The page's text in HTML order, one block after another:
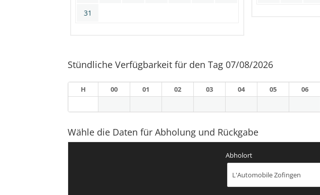
31
Stündliche Verfügbarkeit für den Tag 07/08/2026
H 00 01 02 03 04 05 06
Wähle die Daten für Abholung und Rückgabe
Abholort